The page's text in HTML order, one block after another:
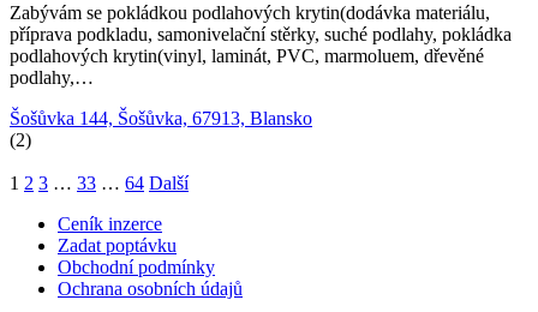
Zabývám se pokládkou podlahových krytin(dodávka materiálu,
příprava podkladu, samonivelační stěrky, suché podlahy, pokládka
podlahových krytin(vinyl, laminát, PVC, marmoluem, dřevěné
podlahy,…
Šošůvka 144, Šošůvka, 67913, Blansko
(2)
1 2 3 … 33 … 64 Další
Ceník inzerce
Zadat poptávku
Obchodní podmínky
Ochrana osobních údajů